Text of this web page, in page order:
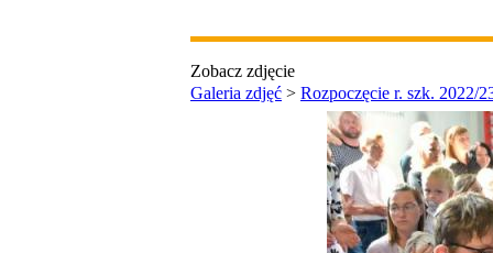
Zobacz zdjęcie
Galeria zdjęć > Rozpoczęcie r. szk. 2022/